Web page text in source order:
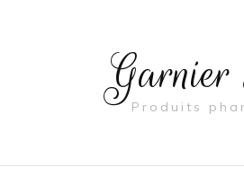
Produits